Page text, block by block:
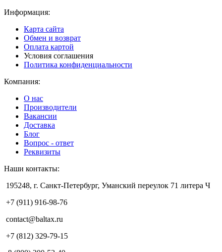
Информация:
Карта сайта
Обмен и возврат
Оплата картой
Условия соглашения
Политика конфиденциальности
Компания:
О нас
Производители
Вакансии
Доставка
Блог
Вопрос - ответ
Реквизиты
Наши контакты:
195248, г. Санкт-Петербург, Уманский переулок 71 литера Ч
+7 (911) 916-98-76
contact@baltax.ru
+7 (812) 329-79-15